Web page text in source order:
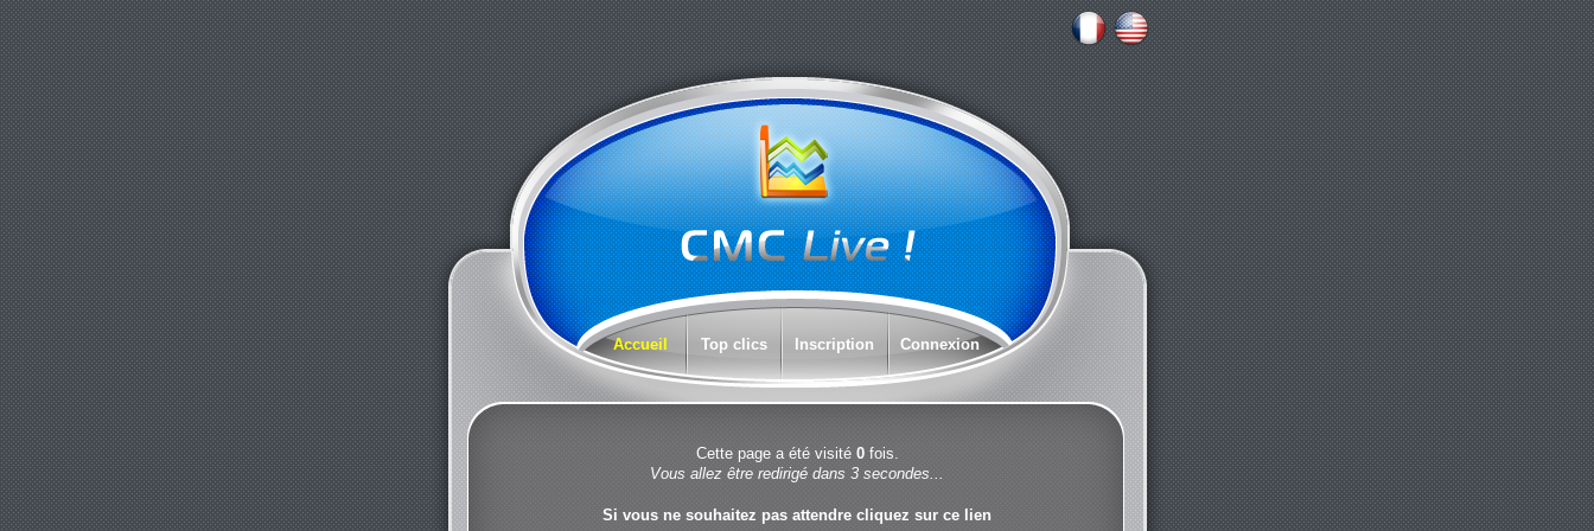
Accueil Top clics Inscription Connexion
Cette page a été visité 0fois.
Vous allez être redirigé dans 3 secondes...
Si vous ne souhaitez pas attendre cliquez sur ce lien